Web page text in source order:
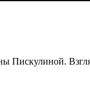
Пискулиной.